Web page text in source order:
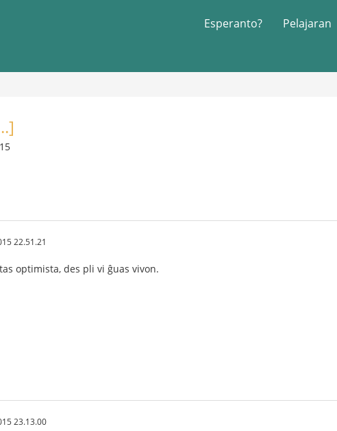
Esperanto? Pelajaran
22.51.21
optimista, des pli vi ĝuas vivon.
23.13.00